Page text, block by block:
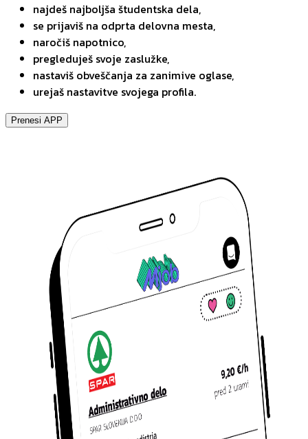
najdeš najboljša študentska dela,
se prijaviš na odprta delovna mesta,
naročiš napotnico,
pregleduješ svoje zaslužke,
nastaviš obveščanja za zanimive oglase,
urejaš nastavitve svojega profila.
Prenesi APP